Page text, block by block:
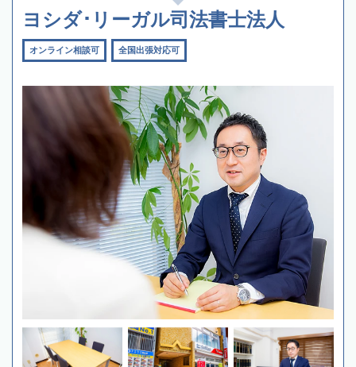
ヨシダ･リーガル司法書士法人
オンライン相談可 全国出張対応可